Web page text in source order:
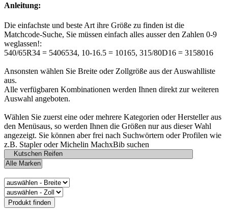
Anleitung:
Die einfachste und beste Art ihre Größe zu finden ist die
Matchcode-Suche, Sie müssen einfach alles ausser den Zahlen 0-9
weglassen!:
540/65R34 = 5406534, 10-16.5 = 10165, 315/80D16 = 3158016
Ansonsten wählen Sie Breite oder Zollgröße aus der Auswahlliste
aus.
Alle verfügbaren Kombinationen werden Ihnen direkt zur weiteren
Auswahl angeboten.
Wählen Sie zuerst eine oder mehrere Kategorien oder Hersteller aus
den Menüsaus, so werden Ihnen die Größen nur aus dieser Wahl
angezeigt. Sie können aber frei nach Suchwörtern oder Profilen wie
z.B. Stapler oder Michelin MachxBib suchen